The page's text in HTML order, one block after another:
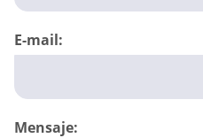
E-mail:
Mensaje: